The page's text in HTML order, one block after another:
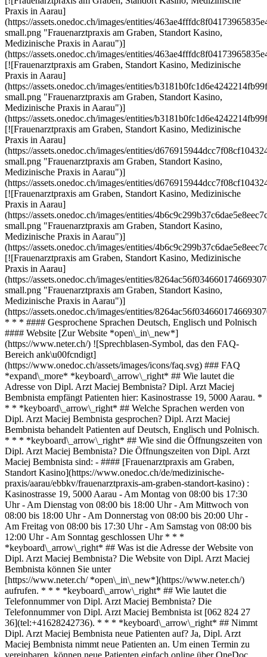
Praxis in Aarau]
(https://assets.onedoc.ch/images/entities/
small.png "Frauenarztpraxis am Graben, Standort Kasino,
Medizinische Praxis in Aarau")]
(https://assets.onedoc.ch/images/entities/
[![Frauenarztpraxis am Graben, Standort Kasino, Medizinische
Praxis in Aarau]
(https://assets.onedoc.ch/images/entities/
small.png "Frauenarztpraxis am Graben, Standort Kasino,
Medizinische Praxis in Aarau")]
(https://assets.onedoc.ch/images/entities/
[![Frauenarztpraxis am Graben, Standort Kasino, Medizinische
Praxis in Aarau]
(https://assets.onedoc.ch/images/entities/
small.png "Frauenarztpraxis am Graben, Standort Kasino,
Medizinische Praxis in Aarau")]
(https://assets.onedoc.ch/images/entities/
[![Frauenarztpraxis am Graben, Standort Kasino, Medizinische
Praxis in Aarau]
(https://assets.onedoc.ch/images/entities/
small.png "Frauenarztpraxis am Graben, Standort Kasino,
Medizinische Praxis in Aarau")]
(https://assets.onedoc.ch/images/entities/
[![Frauenarztpraxis am Graben, Standort Kasino, Medizinische
Praxis in Aarau]
(https://assets.onedoc.ch/images/entities/
small.png "Frauenarztpraxis am Graben, Standort Kasino,
Medizinische Praxis in Aarau")]
(https://assets.onedoc.ch/images/entities/
* * * #### Gesprochene Sprachen Deutsch, Englisch und Polnisch
#### Website [Zur Website *open\_in\_new*]
(https://www.neter.ch/) ![Sprechblasen-Symbol, das den FAQ-
Bereich ank\u00fcndigt]
(https://www.onedoc.ch/assets/images/icons/faq.svg) ### FAQ
*expand\_more* *keyboard\_arrow\_right* ## Wie lautet die
Adresse von Dipl. Arzt Maciej Bembnista? Dipl. Arzt Maciej
Bembnista empfängt Patienten hier: Kasinostrasse 19, 5000 Aarau. *
* * *keyboard\_arrow\_right* ## Welche Sprachen werden von
Dipl. Arzt Maciej Bembnista gesprochen? Dipl. Arzt Maciej
Bembnista behandelt Patienten auf Deutsch, Englisch und Polnisch.
* * * *keyboard\_arrow\_right* ## Wie sind die Öffnungszeiten von
Dipl. Arzt Maciej Bembnista? Die Öffnungszeiten von Dipl. Arzt
Maciej Bembnista sind: - #### [Frauenarztpraxis am Graben,
Standort Kasino](https://www.onedoc.ch/de/medizinische-
praxis/aarau/ebbkv/frauenarztpraxis-am-graben-standort-kasino) :
Kasinostrasse 19, 5000 Aarau - Am Montag von 08:00 bis 17:30
Uhr - Am Dienstag von 08:00 bis 18:00 Uhr - Am Mittwoch von
08:00 bis 18:00 Uhr - Am Donnerstag von 08:00 bis 20:00 Uhr -
Am Freitag von 08:00 bis 17:30 Uhr - Am Samstag von 08:00 bis
12:00 Uhr - Am Sonntag geschlossen Uhr * * *
*keyboard\_arrow\_right* ## Was ist die Adresse der Website von
Dipl. Arzt Maciej Bembnista? Die Website von Dipl. Arzt Maciej
Bembnista können Sie unter
[https://www.neter.ch/ *open\_in\_new*](https://www.neter.ch/)
aufrufen. * * * *keyboard\_arrow\_right* ## Wie lautet die
Telefonnummer von Dipl. Arzt Maciej Bembnista? Die
Telefonnummer von Dipl. Arzt Maciej Bembnista ist [062 824 27
36](tel:+41628242736). * * * *keyboard\_arrow\_right* ## Nimmt
Dipl. Arzt Maciej Bembnista neue Patienten auf? Ja, Dipl. Arzt
Maciej Bembnista nimmt neue Patienten an. Um einen Termin zu
vereinbaren, können neue Patienten einfach online über OneDoc